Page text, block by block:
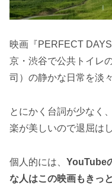
映画『PERFECT
京・渋谷で公共トイレ
司）の静かな日常を淡
とにかく台詞が少なく
楽が美しいので退屈は
個人的には、 YouTube
な人はこの映画もきっ